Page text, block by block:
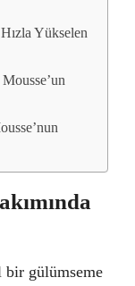
Yükselen
bir gülümseme